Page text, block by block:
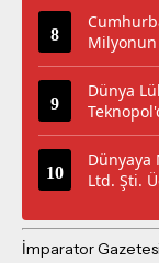
Dünya
Dünyaya
Ltd. Şti.
İmparator Gazetesi